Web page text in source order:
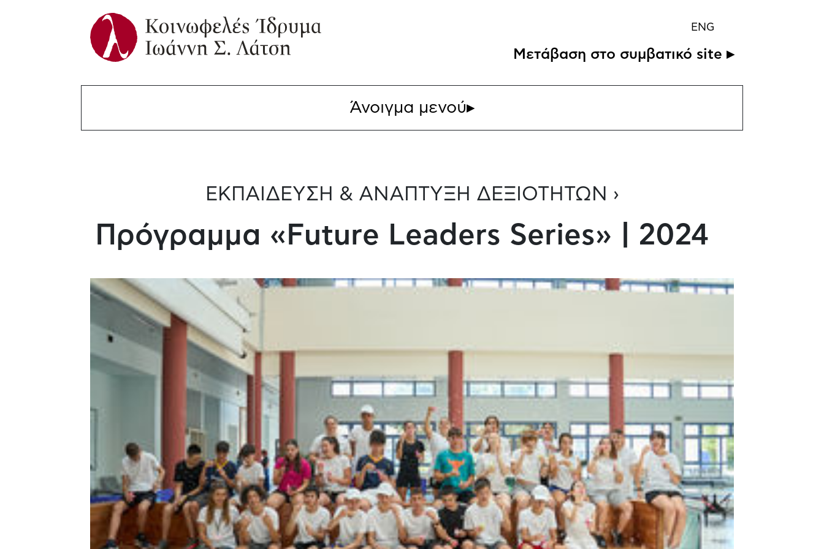
ENG
Μετάβαση στο συμβατικό site ▸
Άνοιγμα μενού▸
ΕΚΠΑΙΔΕΥΣΗ & ΑΝΑΠΤΥΞΗ ΔΕΞΙΟΤΗΤΩΝ ›
Πρόγραμμα «Future Leaders Series» | 2024